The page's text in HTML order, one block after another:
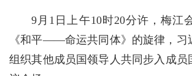
9月1日上午10时20分许，梅江
《和平——命运共同体》的旋律，习
组织其他成员国领导人共同步入成员